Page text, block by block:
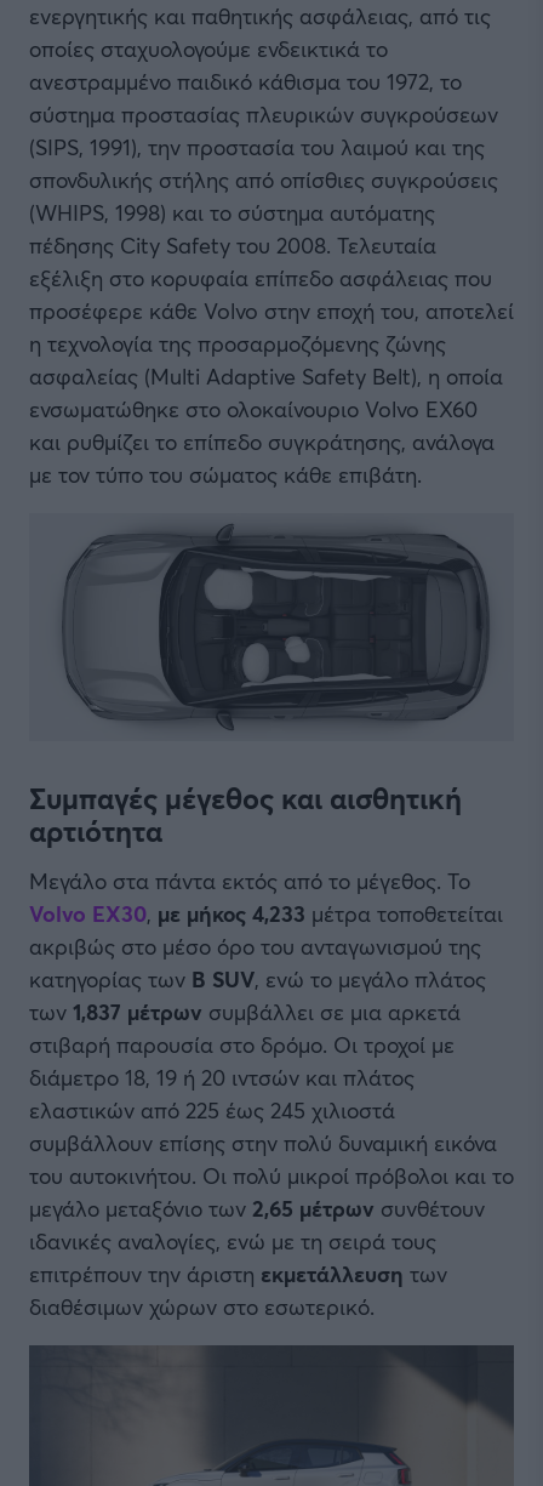
ενεργητικής και παθητικής ασφάλειας, από τις
οποίες σταχυολογούμε ενδεικτικά το
ανεστραμμένο παιδικό κάθισμα του 1972, το
σύστημα προστασίας πλευρικών συγκρούσεων
(SIPS, 1991), την προστασία του λαιμού και της
σπονδυλικής στήλης από οπίσθιες συγκρούσεις
(WHIPS, 1998) και το σύστημα αυτόματης
πέδησης City Safety του 2008. Τελευταία
εξέλιξη στο κορυφαία επίπεδο ασφάλειας που
προσέφερε κάθε Volvo στην εποχή του, αποτελεί
η τεχνολογία της προσαρμοζόμενης ζώνης
ασφαλείας (Multi Adaptive Safety Belt), η οποία
ενσωματώθηκε στο ολοκαίνουριο Volvo EX60
και ρυθμίζει το επίπεδο συγκράτησης, ανάλογα
με τον τύπο του σώματος κάθε επιβάτη.
Συμπαγές μέγεθος και αισθητική
αρτιότητα
Μεγάλο στα πάντα εκτός από το μέγεθος. Το
Volvo EX30, με μήκος 4,233 μέτρα τοποθετείται
ακριβώς στο μέσο όρο του ανταγωνισμού της
κατηγορίας των B SUV, ενώ το μεγάλο πλάτος
των 1,837 μέτρων συμβάλλει σε μια αρκετά
στιβαρή παρουσία στο δρόμο. Οι τροχοί με
διάμετρο 18, 19 ή 20 ιντσών και πλάτος
ελαστικών από 225 έως 245 χιλιοστά
συμβάλλουν επίσης στην πολύ δυναμική εικόνα
του αυτοκινήτου. Οι πολύ μικροί πρόβολοι και το
μεγάλο μεταξόνιο των 2,65 μέτρων συνθέτουν
ιδανικές αναλογίες, ενώ με τη σειρά τους
επιτρέπουν την άριστη εκμετάλλευση των
διαθέσιμων χώρων στο εσωτερικό.